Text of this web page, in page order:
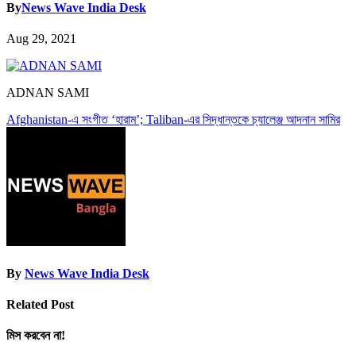
ByNews Wave India Desk
Aug 29, 2021
ADNAN SAMI
Post
Afghanistan-এ সংগীত ‘হারাম’; Taliban-এর সিদ্ধান্তকে চ্যালেঞ্জ আদনান সামির
By News Wave India Desk
Related Post
মিস করবেন না!